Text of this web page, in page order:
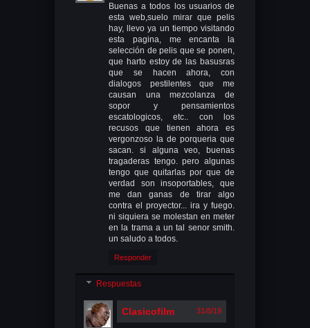
Buenas a todos los usuarios de
esta web,suelo mirar que pelis
hay, llevo ya un tiempo visitando
esta pagina, me encanta la
selección de pelis que se ponen,
que harto estoy de las basusras
que se hacen ahora, con
dialogos pestilentes que me
causan una mezcolanza de
sopor y pensamientos
escatologicos, etc.. con los
recusos que tienen ahora es
vergonzoso la de porqueria que
sacan. si alguna veo, buenas
tragaderas tengo. pero algunas
tengo que quitarlas por que de
verdad son insoportables, que
me dan ganas de tirar algo
contra el proyector... ira y fuego.
ni siquiera se molestan en meter
en la trama a un tal senor smith.
un saludo a todos.
Responder
Respuestas
Clasicofilm 31/8/19